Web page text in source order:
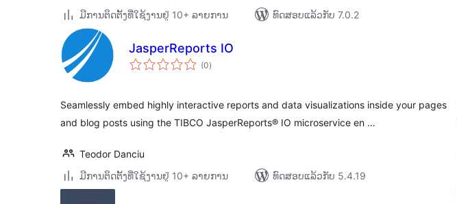
ມີການຕິດຕັ້ງທີ່ໃຊ້ງານຢູ່ 10+ ລາຍການ
ທົດສອບແລ້ວກັບ 7.0.2
JasperReports IO
(0ຄະແນນ
ທັງໝົດ
)
Seamlessly embed highly interactive reports and data visualizations inside your pages
and blog posts using the TIBCO JasperReports® IO microservice en …
Teodor Danciu
ມີການຕິດຕັ້ງທີ່ໃຊ້ງານຢູ່ 10+ ລາຍການ
ທົດສອບແລ້ວກັບ 5.4.19